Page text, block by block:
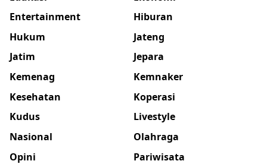
Entertainment
Hiburan
Hukum
Jateng
Jatim
Jepara
Kemenag
Kemnaker
Kesehatan
Koperasi
Kudus
Livestyle
Nasional
Olahraga
Opini
Pariwisata